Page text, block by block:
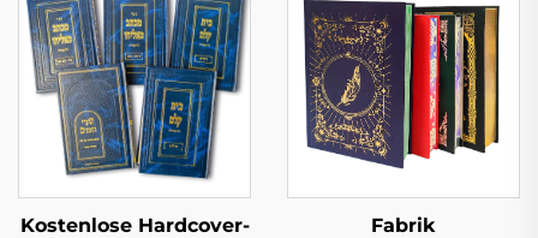
Kostenlose Hardcover-
Fabrik